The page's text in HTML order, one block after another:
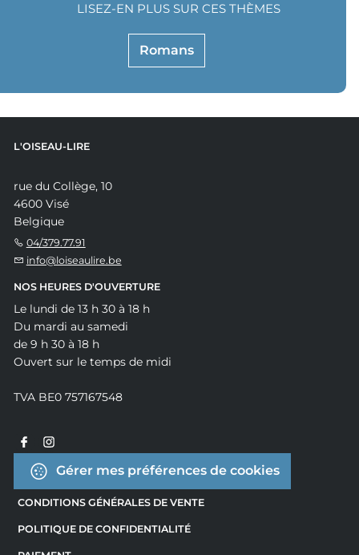
Romans
LISEZ-EN PLUS SUR CES THÈMES
L'OISEAU-LIRE
rue du Collège, 10
4600 Visé
Belgique
04/379.77.91
info@loiseaulire.be
NOS HEURES D'OUVERTURE
Le lundi de 13 h 30 à 18 h
Du mardi au samedi
de 9 h 30 à 18 h
Ouvert sur le temps de midi
TVA BE0 757167548
Gérer mes préférences de cookies
CONDITIONS GÉNÉRALES DE VENTE
POLITIQUE DE CONFIDENTIALITÉ